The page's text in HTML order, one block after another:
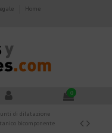
Home
0
di dilatazione
bicomponente